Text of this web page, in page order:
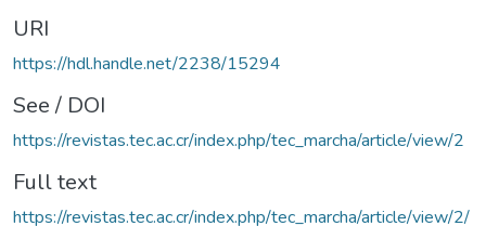
URI
https://hdl.handle.net/2238/15294
See / DOI
https://revistas.tec.ac.cr/index.php/tec_marcha/article/view/2
Full text
https://revistas.tec.ac.cr/index.php/tec_marcha/article/view/2/